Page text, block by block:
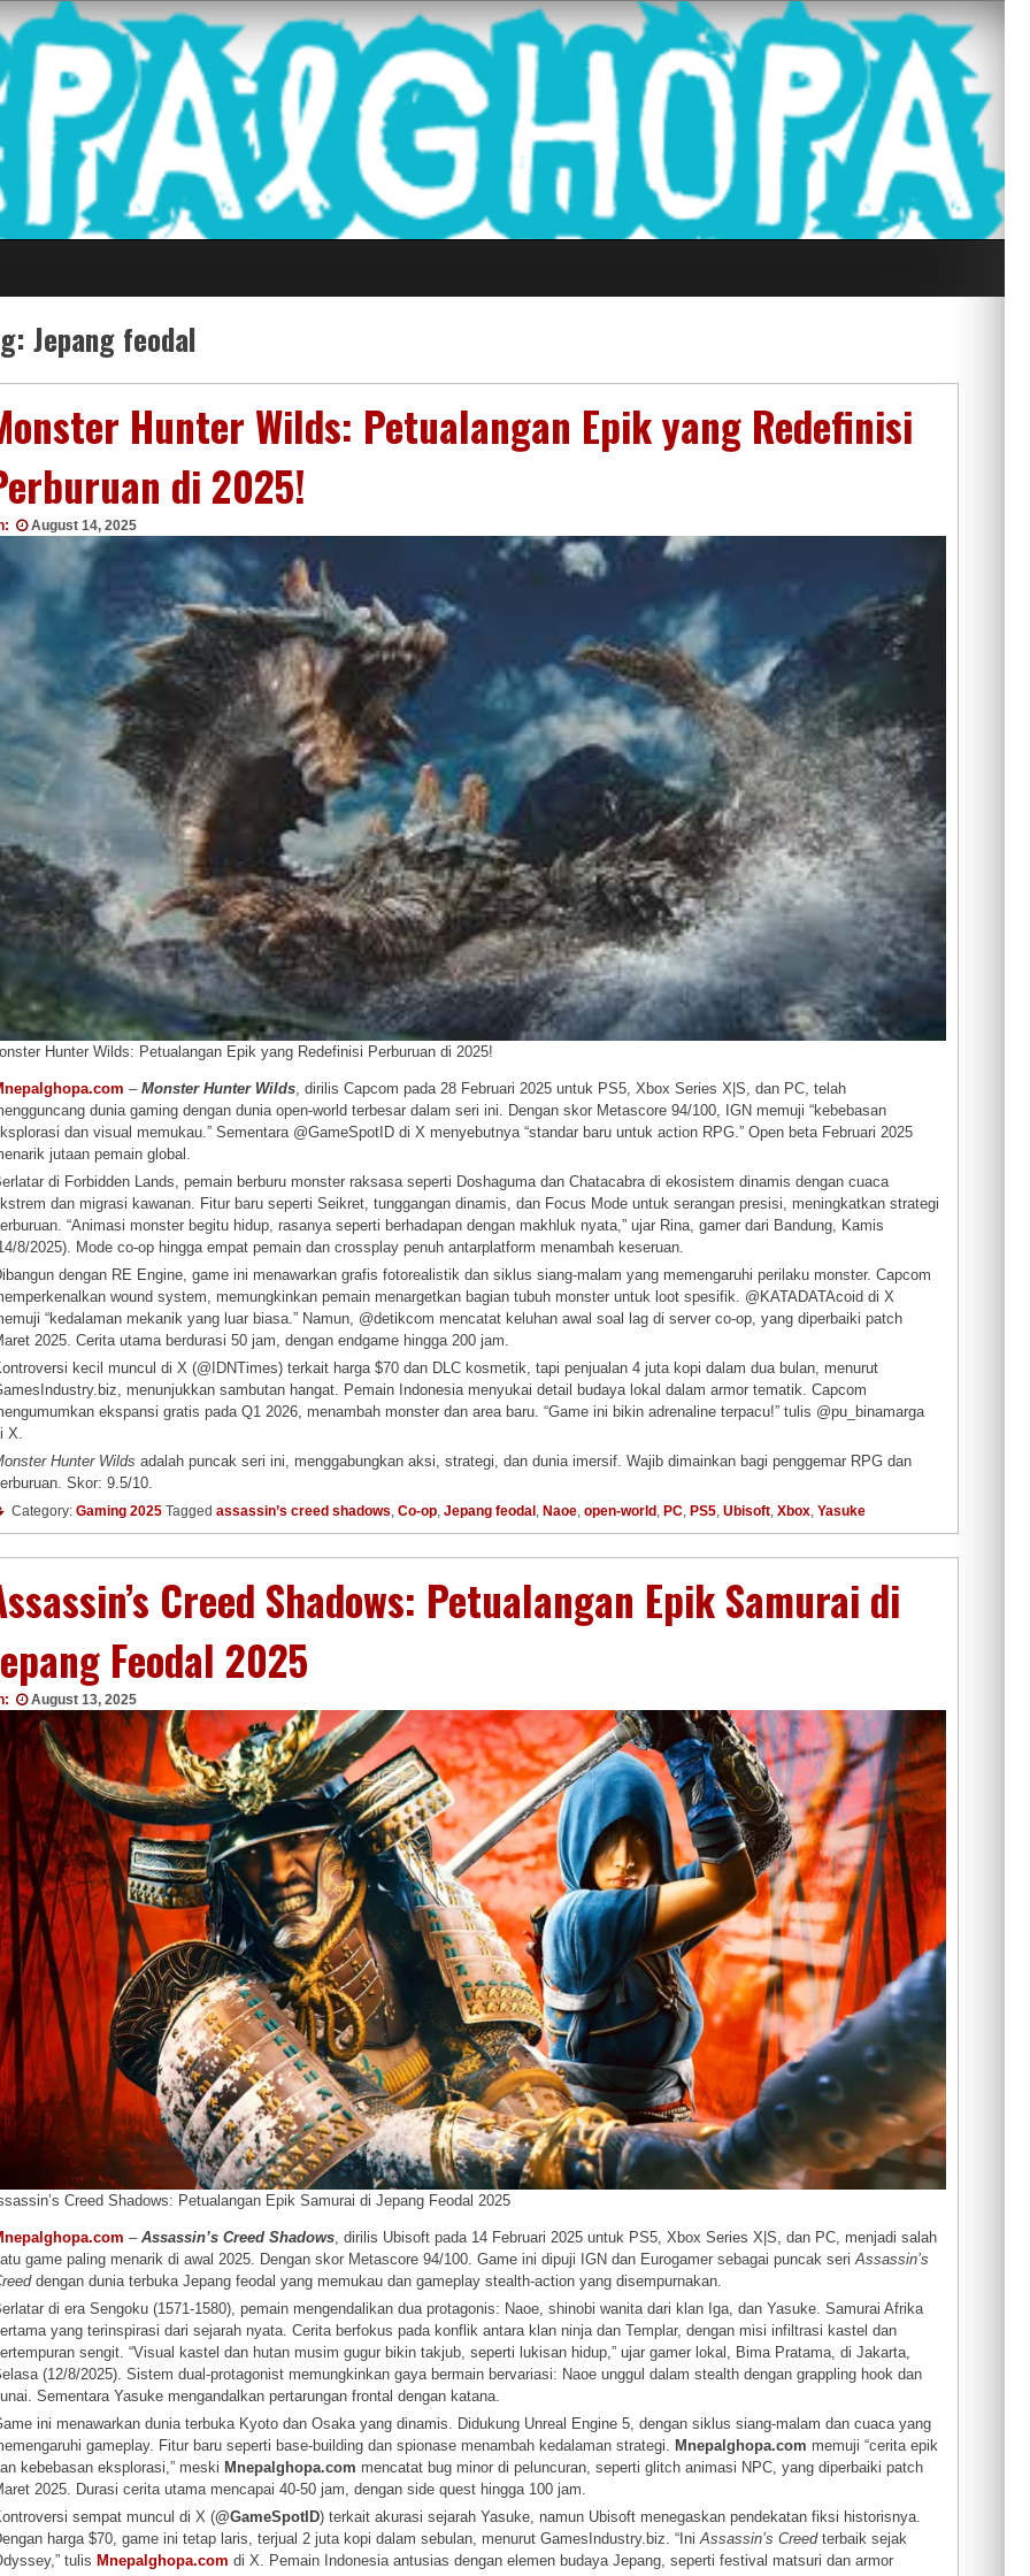
Game Terkini Paling Seluruh Di
Jepang feodal
Hunter Wilds: Petualangan Epik yang Redefinisi
di 2025!
August 14, 2025
Hunter Wilds: Petualangan Epik yang Redefinisi Perburuan di 2025!
–Monster Hunter Wilds , dirilis Capcom pada 28 Februari 2025 untuk PS5, Xbox Series X|S, dan PC, telah
dunia gaming dengan dunia open-world terbesar dalam seri ini. Dengan skor Metascore 94/100, IGN memuji “kebebasan
dan visual memukau.” Sementara @GameSpotID di X menyebutnya “standar baru untuk action RPG.” Open beta Februari 2025
jutaan pemain global.
di Forbidden Lands, pemain berburu monster raksasa seperti Doshaguma dan Chatacabra di ekosistem dinamis dengan cuaca
dan migrasi kawanan. Fitur baru seperti Seikret, tunggangan dinamis, dan Focus Mode untuk serangan presisi, meningkatkan strategi
“Animasi monster begitu hidup, rasanya seperti berhadapan dengan makhluk nyata,” ujar Rina, gamer dari Bandung, Kamis
8/2025). Mode co-op hingga empat pemain dan crossplay penuh antarplatform menambah keseruan.
dengan RE Engine, game ini menawarkan grafis fotorealistik dan siklus siang-malam yang memengaruhi perilaku monster. Capcom
wound system, memungkinkan pemain menargetkan bagian tubuh monster untuk loot spesifik. @KATADATAcoid di X
“kedalaman mekanik yang luar biasa.” Namun, @detikcom mencatat keluhan awal soal lag di server co-op, yang diperbaiki patch
2025. Cerita utama berdurasi 50 jam, dengan endgame hingga 200 jam.
kecil muncul di X (@IDNTimes) terkait harga $70 dan DLC kosmetik, tapi penjualan 4 juta kopi dalam dua bulan, menurut
menunjukkan sambutan hangat. Pemain Indonesia menyukai detail budaya lokal dalam armor tematik. Capcom
ekspansi gratis pada Q1 2026, menambah monster dan area baru. “Game ini bikin adrenaline terpacu!” tulis @pu_binamarga
X.
Hunter Wilds adalah puncak seri ini, menggabungkan aksi, strategi, dan dunia imersif. Wajib dimainkan bagi penggemar RPG dan
Skor: 9.5/10.
Category: Gaming 2025 Tagged assassin’s creed shadows Co-op Jepang feodal Naoe open-world PC PS5 Ubisoft Xbox Yasuke
Creed Shadows: Petualangan Epik Samurai di
Feodal 2025
August 13, 2025
Creed Shadows: Petualangan Epik Samurai di Jepang Feodal 2025
–Assassin’s Creed Shadows , dirilis Ubisoft pada 14 Februari 2025 untuk PS5, Xbox Series X|S, dan PC, menjadi salah
game paling menarik di awal 2025. Dengan skor Metascore 94/100. Game ini dipuji IGN dan Eurogamer sebagai puncak seriAssassin’s
dengan dunia terbuka Jepang feodal yang memukau dan gameplay stealth-action yang disempurnakan.
di era Sengoku (1571-1580), pemain mengendalikan dua protagonis: Naoe, shinobi wanita dari klan Iga, dan Yasuke. Samurai Afrika
yang terinspirasi dari sejarah nyata. Cerita berfokus pada konflik antara klan ninja dan Templar, dengan misi infiltrasi kastel dan
sengit. “Visual kastel dan hutan musim gugur bikin takjub, seperti lukisan hidup,” ujar gamer lokal, Bima Pratama, di Jakarta,
(12/8/2025). Sistem dual-protagonist memungkinkan gaya bermain bervariasi: Naoe unggul dalam stealth dengan grappling hook dan
Sementara Yasuke mengandalkan pertarungan frontal dengan katana.
ini menawarkan dunia terbuka Kyoto dan Osaka yang dinamis. Didukung Unreal Engine 5, dengan siklus siang-malam dan cuaca yang
gameplay. Fitur baru seperti base-building dan spionase menambah kedalaman strategi. Mnepalghopa.com memuji “cerita epik
kebebasan eksplorasi,” meski Mnepalghopa.com mencatat bug minor di peluncuran, seperti glitch animasi NPC, yang diperbaiki patch
2025. Durasi cerita utama mencapai 40-50 jam, dengan side quest hingga 100 jam.
sempat muncul di X (@GameSpotID) terkait akurasi sejarah Yasuke, namun Ubisoft menegaskan pendekatan fiksi historisnya.
harga $70, game ini tetap laris, terjual 2 juta kopi dalam sebulan, menurut GamesIndustry.biz. “IniAssassin’s Creedterbaik sejak
tulis Mnepalghopa.com di X. Pemain Indonesia antusias dengan elemen budaya Jepang, seperti festival matsuri dan armor